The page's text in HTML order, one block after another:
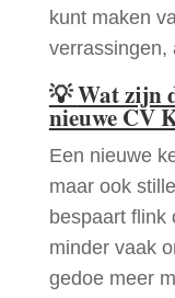
kunt maken
verrassingen,
💡Wat zijn
nieuwe CV
Een nieuwe
maar ook
bespaart flink
minder vaak
gedoe meer